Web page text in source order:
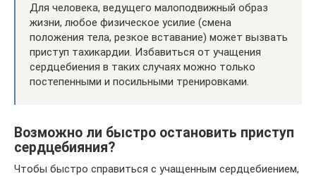
Для человека, ведущего малоподвижный образ
жизни, любое физическое усилие (смена
положения тела, резкое вставание) может вызвать
приступ тахикардии. Избавиться от учащения
сердцебиения в таких случаях можно только
постепенными и посильными тренировками.
Возможно ли быстро остановить приступ
сердцебияния?
Чтобы быстро справиться с учащенным сердцебиением,